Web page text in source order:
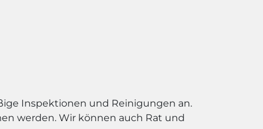
Inspektionen und Reinigungen an.
werden. Wir können auch Rat und